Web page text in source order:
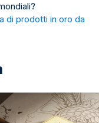
di prodotti in oro da